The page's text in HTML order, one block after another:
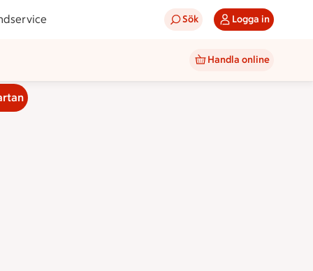
Sök Logga in
Handla online